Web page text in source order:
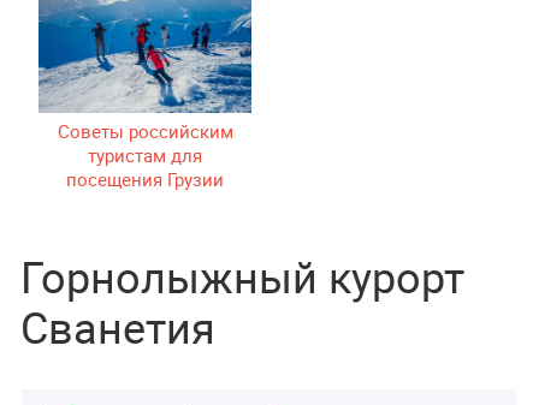
Советы российским
туристам для
посещения Грузии
Горнолыжный курорт
Сванетия